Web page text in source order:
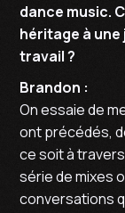
dance music.
héritage à
travail ?
Brandon :
On essaie de
ont précédés,
ce soit à
série de mixes
conversations